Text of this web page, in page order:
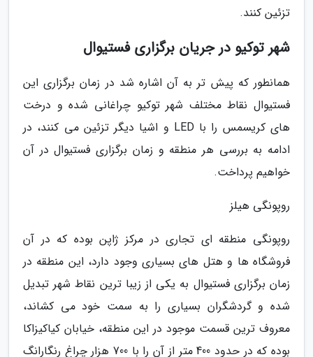
تزئین کنند.
شهر توکیو در جریان برگزاری فستیوال
همانطور که پیش تر به آن اشاره شد در زمان برگزاری این
فستیوال نقاط مختلف شهر توکیو چراغانی شده و درخت
های کریسمس را با LED و اشیا دیگر تزئین می کنند، در
ادامه به بررسی هر منطقه و زمان برگزاری فستیوال در آن
خواهیم پرداخت.
روپونگی هیلز
روپونگی منطقه ای تجاری در مرکز ژاپن بوده که در آن
فروشگاه ها و هتل های بسیاری وجود دارد، این منطقه در
زمان برگزاری فستیوال به یکی از زیبا ترین نقاط شهر تبدیل
شده و گردشگران بسیاری را به سمت خود می کشاند،
معروف ترین قسمت موجود در این منطقه، خیابان کیاکیزاکا
بوده که در حدود 400 متر از آن را با 700 هزار چراغ رنگارانگ